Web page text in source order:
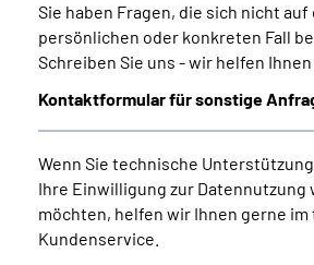
Sie haben Fragen, die sich nicht auf
persönlichen oder konkreten Fall
Schreiben Sie uns - wir helfen
Kontaktformular für sonstige
Wenn Sie technische
Ihre Einwilligung zur Datennutzung
möchten, helfen wir Ihnen gerne
Kundenservice.